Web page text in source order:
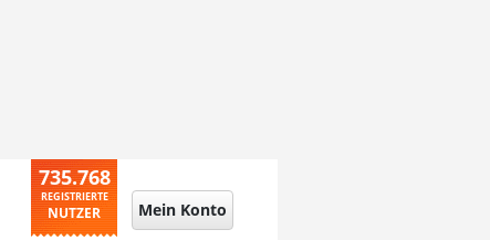
735.768
REGISTRIERTE
NUTZER Mein Konto